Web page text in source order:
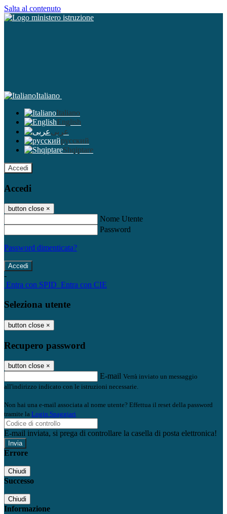
Salta al contenuto
Italiano
Italiano
English
عربى
русский
Shqiptare
Accedi
Accedi
button close ×
Nome Utente
Password
Password dimenticata?
-
Entra con SPID Entra con CIE
Seleziona utente
button close ×
Recupero password
button close ×
E-mail Verrà inviato un messaggio
all'indirizzo indicato con le istruzioni necessarie.
Non hai una e-mail associata al nome utente? Effettua il reset della password
tramite la Login Spaggiari
E-mail inviata, si prega di controllare la casella di posta elettronica!
Errore
Chiudi
Successo
Chiudi
Informazione